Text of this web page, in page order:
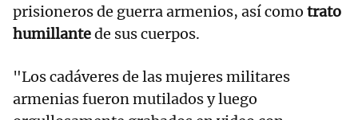
prisioneros de guerra armenios, así como trato
humillantede sus cuerpos.
"Los cadáveres de las mujeres militares
armenias fueron mutilados y luego